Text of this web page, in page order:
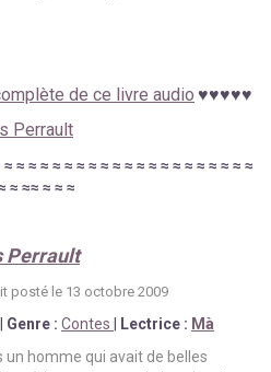
de ce livre audio ♥♥♥♥♥
Perrault
≈ ≈ ≈ ≈ ≈ ≈ ≈ ≈ ≈ ≈ ≈ ≈ ≈ ≈ ≈ ≈ ≈ ≈ ≈ ≈ ≈
≈ ≈≈ ≈ ≈ ≈
Perrault
posté le 13 octobre 2009
Genre : Contes Lectrice : Mà
un homme qui avait de belles